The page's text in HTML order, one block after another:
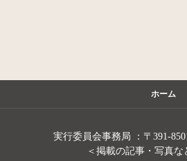
ホーム
実行委員会事務局 ：〒391-
＜掲載の記事・写真